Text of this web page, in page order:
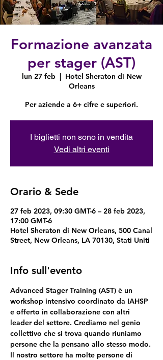
Formazione avanzata
per stager (AST)
lun 27 feb
  |
Hotel Sheraton di New
Orleans
Per aziende a 6+ cifre e superiori.
I biglietti non sono in vendita
Vedi altri eventi
Orario & Sede
27 feb 2023, 09:30 GMT-6 – 28 feb 2023,
17:00 GMT-6
Hotel Sheraton di New Orleans, 500 Canal
Street, New Orleans, LA 70130, Stati Uniti
Info sull'evento
Advanced Stager Training (AST) è un
workshop intensivo coordinato da IAHSP
e offerto in collaborazione con altri
leader del settore. Crediamo nel genio
collettivo che si trova quando riuniamo
persone che la pensano allo stesso modo.
Il nostro settore ha molte persone di